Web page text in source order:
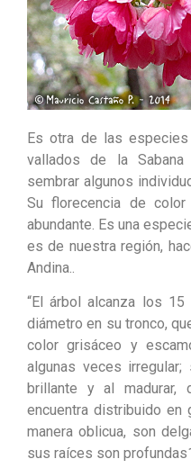
Es otra de las
vallados de la
sembrar algunos
Su florecencia de
abundante. Es una
es de nuestra región,
Andina..
“El árbol alcanza los
diámetro en su tronco,
color grisáceo y
algunas veces
brillante y al
encuentra distribuido en
manera oblicua, son
sus raíces son